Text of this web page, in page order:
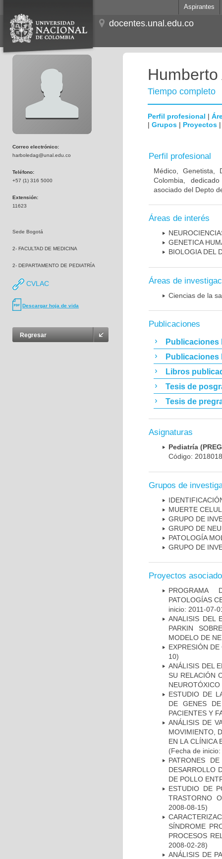
Aspirantes
docentes.unal.edu.co
Correo electrónico:
harboledag@unal.edu.co
Teléfono:
+57 (1) 316 5000
Extensión:
11623
Sede Bogotá
2- FACULTAD DE MEDICINA
2- DEPARTAMENTO DE PEDIATRÍA
CVLAC
Descargar hoja de vida
Regresar
Tiempo completo
Perfil profesional |
| Grupos | Proyectos
Perfil profesional
Médico, Genetista,
Colombia,
asociado del Depto
Áreas de interés
GENETICA
BIOLOGIA DEL
Áreas de
Ciencias de la
Publicaciones
Publicaciones
Publicaciones
Libros
Tesis de
Tesis de
Asignaturas
Pediatría
Código:
Grupos de
MUERTE
GRUPO DE
GRUPO DE
PATOLOGÍA
GRUPO DE
Proyectos
PROGRAMA
PATOLOGÍAS
inicio: 2011-07-
ANALISIS DEL
PARKIN
MODELO DE
EXPRESIÓN
10)
ANÁLISIS DEL
SU RELACIÓN
NEUROTÓXICO
ESTUDIO DE
DE GENES
PACIENTES Y
ANÁLISIS DE
MOVIMIENTO,
EN LA CLÍNICA
(Fecha de
PATRONES
DESARROLLO
DE POLLO
ESTUDIO DE
TRASTORNO
2008-08-15)
SÍNDROME
PROCESOS
2008-02-28)
ANÁLISIS DE